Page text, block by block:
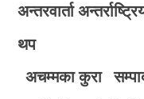
अन्तरवार्ता
थप
अचम्मका कुरा